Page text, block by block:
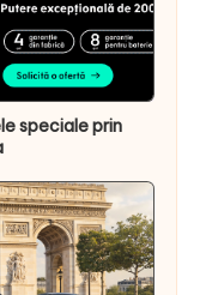
speciale prin